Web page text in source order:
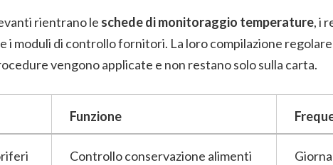
rientrano le schede di monitoraggio temperature, i
i moduli di controllo fornitori. La loro compilazione
vengono applicate e non restano solo sulla carta.
Funzione
Controllo conservazione alimenti